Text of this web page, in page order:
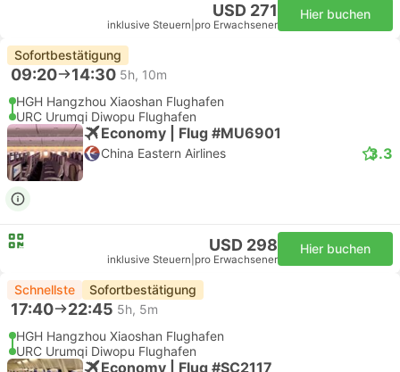
USD 271
inklusive Steuern pro Erwachsener
Hier buchen
Sofortbestätigung
09:20 14:30 5h, 10m
HGH Hangzhou Xiaoshan Flughafen
URC Urumqi Diwopu Flughafen
Economy | Flug #MU6901
China Eastern Airlines 3.3
USD 298
inklusive Steuern pro Erwachsener
Hier buchen
Schnellste Sofortbestätigung
17:40 22:45 5h, 5m
HGH Hangzhou Xiaoshan Flughafen
URC Urumqi Diwopu Flughafen
Economy | Flug #SC2117